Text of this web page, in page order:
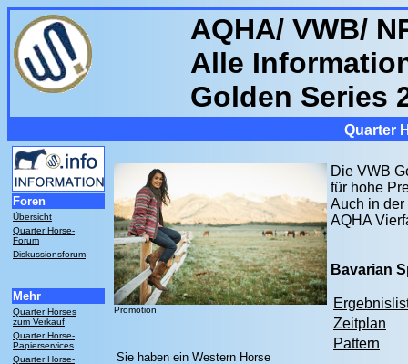
AQHA/ VWB/
Alle
Golden Series
Quarter
Foren
Übersicht
Quarter Horse-
Forum
Diskussionsforum
Mehr
Quarter Horses
zum Verkauf
Quarter Horse-
Papierservices
Quarter Horse-
Promotion
Sie haben ein Western Horse
Die VWB
für hohe
Auch in
AQHA
Bavarian
Zeitplan
Pattern